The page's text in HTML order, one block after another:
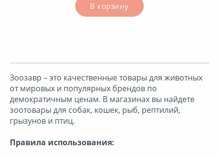
Подписки
Продукты
Путешествия
В корзину
Зоозавр – это качественные товары для животных
от мировых и популярных брендов по
демократичным ценам. В магазинах вы найдете
зоотовары для собак, кошек, рыб, рептилий,
грызунов и птиц.
Правила использования: